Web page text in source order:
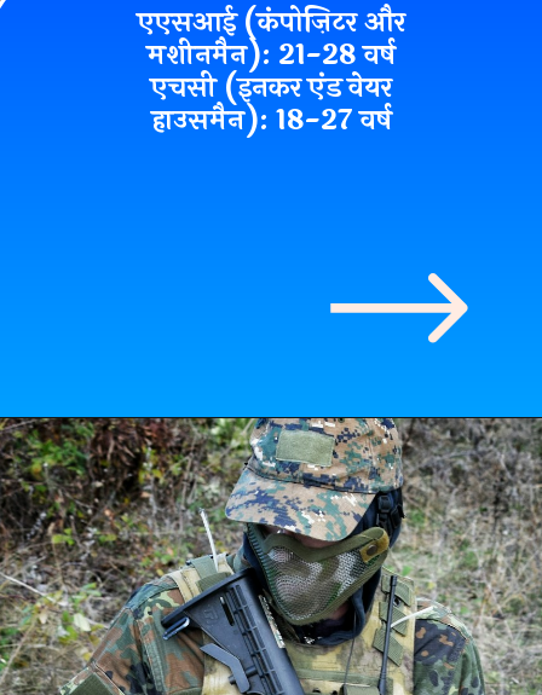
एएसआई (कंपोज़िटर और
मशीनमैन): 21-28 वर्ष
एचसी (इनकर एंड वेयर
हाउसमैन): 18-27 वर्ष